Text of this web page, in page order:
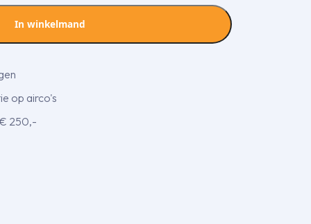
In winkelmand
op airco's
250,-